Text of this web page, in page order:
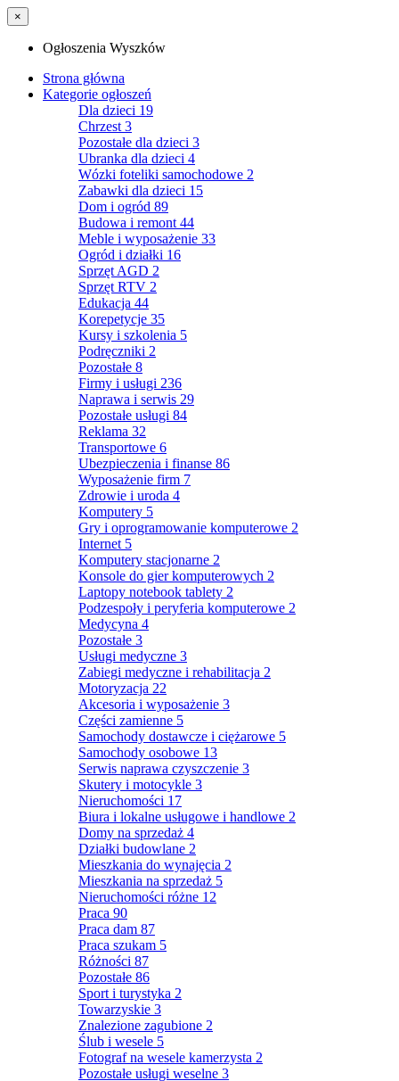
×
Ogłoszenia Wyszków
Strona główna
Kategorie ogłoszeń
Dla dzieci 19
Chrzest 3
Pozostałe dla dzieci 3
Ubranka dla dzieci 4
Wózki foteliki samochodowe 2
Zabawki dla dzieci 15
Dom i ogród 89
Budowa i remont 44
Meble i wyposażenie 33
Ogród i działki 16
Sprzęt AGD 2
Sprzęt RTV 2
Edukacja 44
Korepetycje 35
Kursy i szkolenia 5
Podręczniki 2
Pozostałe 8
Firmy i usługi 236
Naprawa i serwis 29
Pozostałe usługi 84
Reklama 32
Transportowe 6
Ubezpieczenia i finanse 86
Wyposażenie firm 7
Zdrowie i uroda 4
Komputery 5
Gry i oprogramowanie komputerowe 2
Internet 5
Komputery stacjonarne 2
Konsole do gier komputerowych 2
Laptopy notebook tablety 2
Podzespoły i peryferia komputerowe 2
Medycyna 4
Pozostałe 3
Usługi medyczne 3
Zabiegi medyczne i rehabilitacja 2
Motoryzacja 22
Akcesoria i wyposażenie 3
Części zamienne 5
Samochody dostawcze i ciężarowe 5
Samochody osobowe 13
Serwis naprawa czyszczenie 3
Skutery i motocykle 3
Nieruchomości 17
Biura i lokalne usługowe i handlowe 2
Domy na sprzedaż 4
Działki budowlane 2
Mieszkania do wynajęcia 2
Mieszkania na sprzedaż 5
Nieruchomości różne 12
Praca 90
Praca dam 87
Praca szukam 5
Różności 87
Pozostałe 86
Sport i turystyka 2
Towarzyskie 3
Znalezione zagubione 2
Ślub i wesele 5
Fotograf na wesele kamerzysta 2
Pozostałe usługi weselne 3